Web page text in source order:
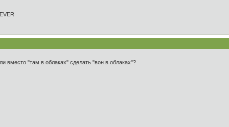
вместо "там в облаках" сделать "вон в облаках"?